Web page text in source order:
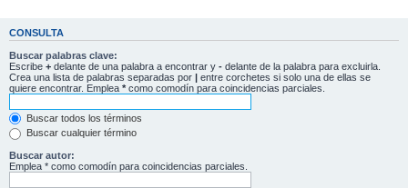
CONSULTA
Buscar palabras clave:
Escribe + delante de una palabra a encontrar y - delante de la palabra para excluirla.
Crea una lista de palabras separadas por | entre corchetes si solo una de ellas se
quiere encontrar. Emplea * como comodín para coincidencias parciales.
Buscar todos los términos
Buscar cualquier término
Buscar autor:
Emplea * como comodín para coincidencias parciales.